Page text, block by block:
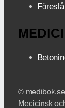
©
Medicinsk